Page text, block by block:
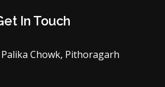
In Touch
Chowk, Pithoragarh